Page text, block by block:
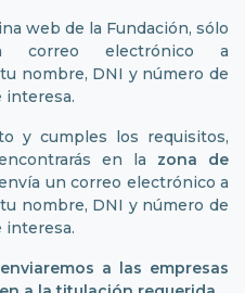
web de la Fundación, sólo
electrónico a
nombre, DNI y número de
interesa.
y cumples los requisitos,
en la zona de
un correo electrónico a
nombre, DNI y número de
interesa.
a las empresas